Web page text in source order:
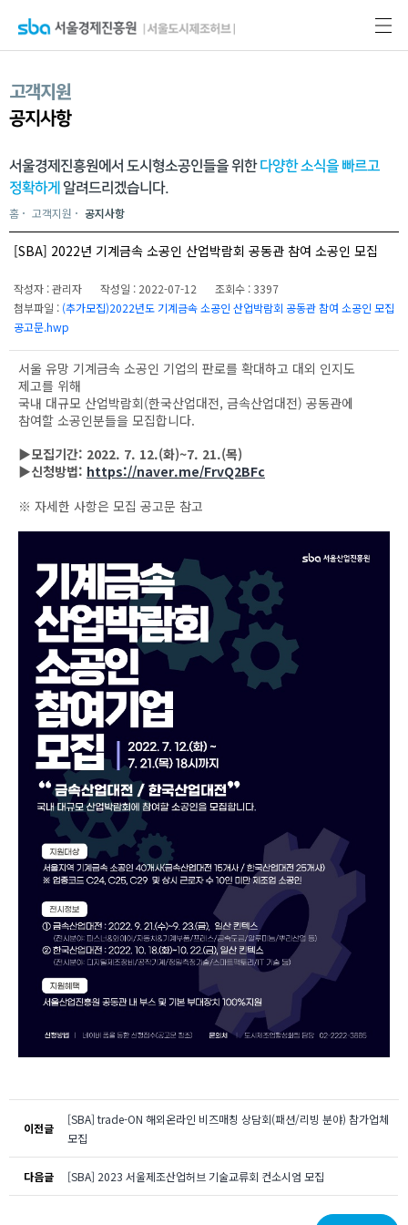
고객지원
공지사항
서울경제진흥원에서 도시형소공인들을 위한다양한 소식을 빠르고
정확하게 알려드리겠습니다.
홈 고객지원 공지사항
[SBA] 2022년 기계금속 소공인 산업박람회 공동관 참여 소공인 모집
작성자 : 관리자 작성일 : 2022-07-12
조회수 : 3397
첨부파일 : (추가모집)2022년도 기계금속 소공인 산업박람회 공동관 참여 소공인 모집
공고문.hwp
서울 유망 기계금속 소공인 기업의 판로를 확대하고 대외 인지도
제고를 위해
국내 대규모 산업박람회(한국산업대전, 금속산업대전) 공동관에
참여할 소공인분들을 모집합니다.
▶모집기간: 2022. 7. 12.(화)~7. 21.(목)
▶신청방법: https://naver.me/FrvQ2BFc
※ 자세한 사항은 모집 공고문 참고
이전글
[SBA] trade-ON 해외온라인 비즈매칭 상담회(패션/리빙 분야) 참가업체
모집
다음글 [SBA] 2023 서울제조산업허브 기술교류회 컨소시엄 모집